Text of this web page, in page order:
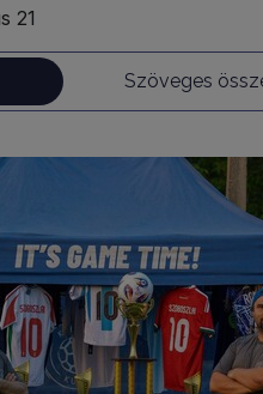
21
Szöveges